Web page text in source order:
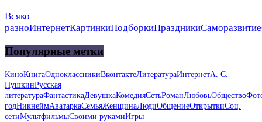
Всяко
разноИнтернетКартинкиПодборкиПраздникиСаморазвитие
Популярные метки
КиноКнигаОдноклассникиВконтактеЛитератураИнтернетА. С.
ПушкинРусская
литератураФантастикаДевушкаКомедияСетьРоманЛюбовьОбщество
годНикнеймАватаркаСемьяЖенщинаЛюдиОбщениеОткрыткиСоц.
сетиМультфильмыСвоими рукамиИгры